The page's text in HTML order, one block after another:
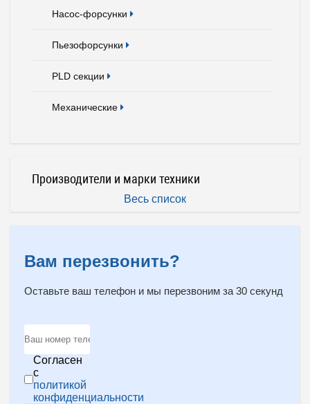
Насос-форсунки
Пьезофорсунки
PLD секции
Механические
Производители и марки техники
Весь список
Вам перезвонить?
Оставьте ваш телефон и мы перезвоним за 30 секунд
Согласен
с
политикой
конфиденциальности